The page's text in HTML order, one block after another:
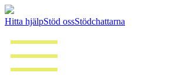
Hitta hjälpStöd ossStödchattarna